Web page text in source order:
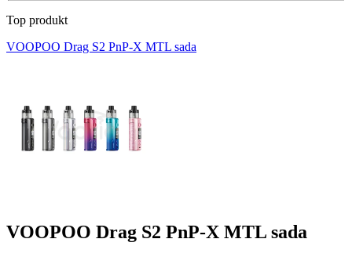
Top produkt
VOOPOO Drag S2 PnP-X MTL sada
VOOPOO Drag S2 PnP-X MTL sada